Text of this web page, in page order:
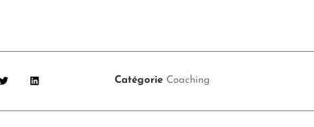
Catégorie Coaching